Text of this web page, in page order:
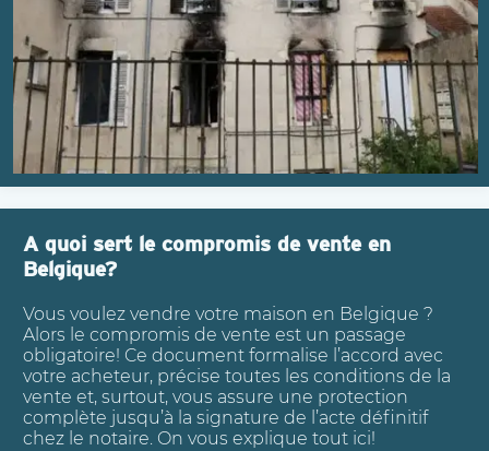
A quoi sert le compromis de vente en
Belgique?
Vous voulez vendre votre maison en Belgique ?
Alors le compromis de vente est un passage
obligatoire! Ce document formalise l’accord avec
votre acheteur, précise toutes les conditions de la
vente et, surtout, vous assure une protection
complète jusqu’à la signature de l’acte définitif
chez le notaire. On vous explique tout ici!